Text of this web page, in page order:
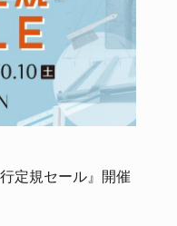
定規セール』開催